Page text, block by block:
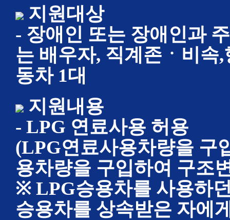
지원대상
- 장애인 또는 장애인과
는 배우자, 직계존ㆍ비속
동차 1대
지원내용
- LPG 연료사용 허용
(LPG연료사용차량을 구
용차량을 구입하여 구조
※ LPG승용차를 사용하
승용차를 상속받은 자에